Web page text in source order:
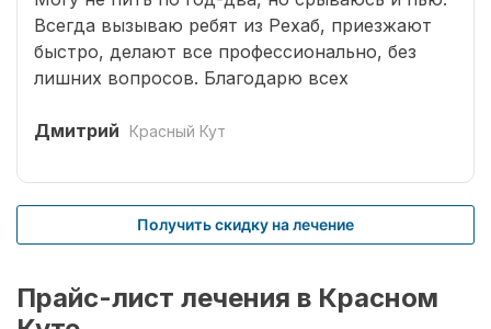
Всегда вызываю ребят из Рехаб, приезжают
быстро, делают все профессионально, без
лишних вопросов. Благодарю всех
Дмитрий
Красный Кут
Получить скидку на лечение
Прайс-лист лечения в Красном